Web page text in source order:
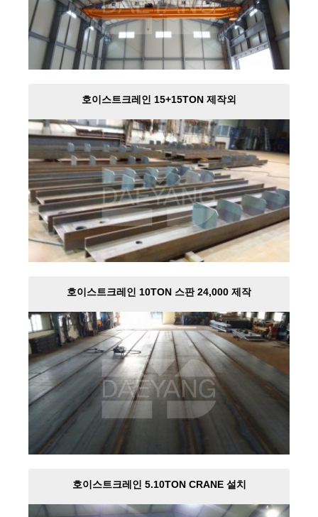
호이스트크레인 15+15TON 제작외
호이스트크레인 10TON 스판 24,000 제작
호이스트크레인 5.10TON CRANE 설치